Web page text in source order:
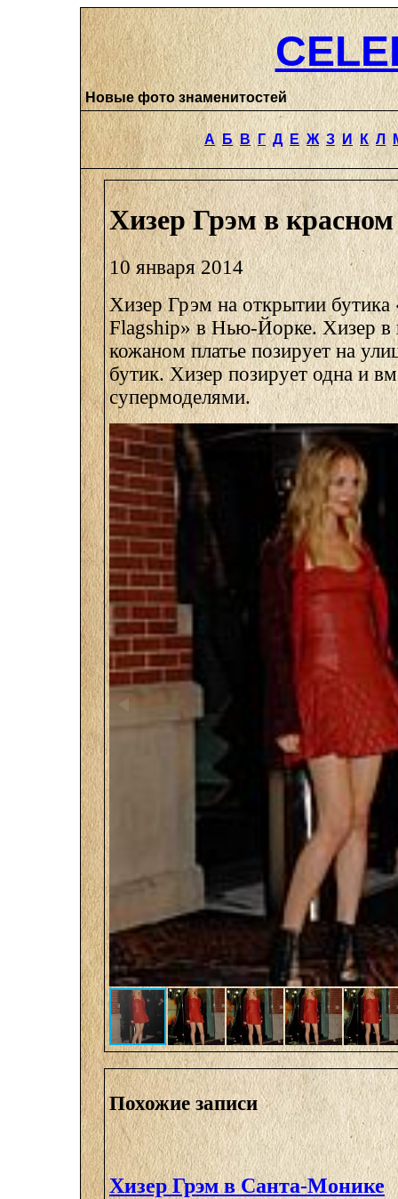
Новые фото знаменитостей
А Б В Г Д Е Ж З И К Л
Хизер Грэм в красном
10 января 2014
Хизер Грэм на открытии бутика
Flagship» в Нью-Йорке. Хизер в
кожаном платье позирует на
бутик. Хизер позирует одна и
супермоделями.
Похожие записи
Хизер Грэм в Санта-Монике